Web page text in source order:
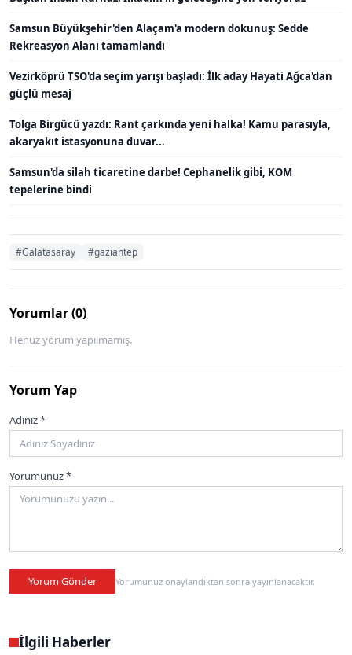
Samsun Büyükşehir'den Alaçam'a modern dokunuş: Sedde
Rekreasyon Alanı tamamlandı
Vezirköprü TSO'da seçim yarışı başladı: İlk aday Hayati Ağca'dan
güçlü mesaj
Tolga Birgücü yazdı: Rant çarkında yeni halka! Kamu parasıyla,
akaryakıt istasyonuna duvar...
Samsun'da silah ticaretine darbe! Cephanelik gibi, KOM
tepelerine bindi
#Galatasaray #gaziantep
Yorumlar (0)
Henüz yorum yapılmamış.
Yorum Yap
Adınız *
Yorumunuz *
Yorum Gönder Yorumunuz onaylandıktan sonra yayınlanacaktır.
İlgili Haberler